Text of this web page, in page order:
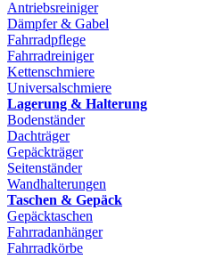
Antriebsreiniger
Dämpfer & Gabel
Fahrradpflege
Fahrradreiniger
Kettenschmiere
Universalschmiere
Lagerung & Halterung
Bodenständer
Dachträger
Gepäckträger
Seitenständer
Wandhalterungen
Taschen & Gepäck
Gepäcktaschen
Fahrradanhänger
Fahrradkörbe